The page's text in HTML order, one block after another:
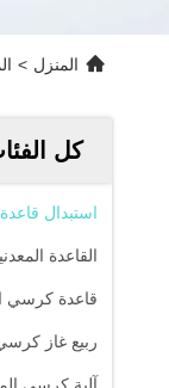
المنزل >
كل
استبدال
القاعدة
قاعدة كرسي
ربيع غاز